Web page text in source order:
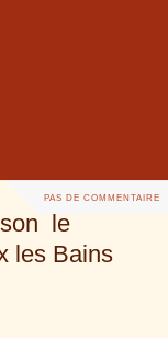
PAS DE COMMENTAIRE
le
les Bains